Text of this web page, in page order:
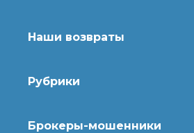
Наши возвраты
Рубрики
Брокеры-мошенники